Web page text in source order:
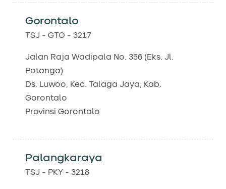
Gorontalo
TSJ - GTO - 3217
Jalan Raja Wadipala No. 356 (Eks. Jl.
Potanga)
Ds. Luwoo, Kec. Talaga Jaya, Kab.
Gorontalo
Provinsi Gorontalo
Palangkaraya
TSJ - PKY - 3218